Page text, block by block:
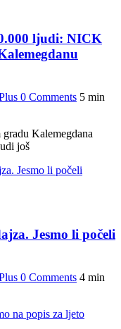
ljudi: NICK
0 Comments 5 min
Kalemegdana
još
Jesmo li počeli
0 Comments 4 min